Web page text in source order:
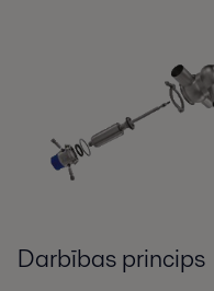
Darbības princips